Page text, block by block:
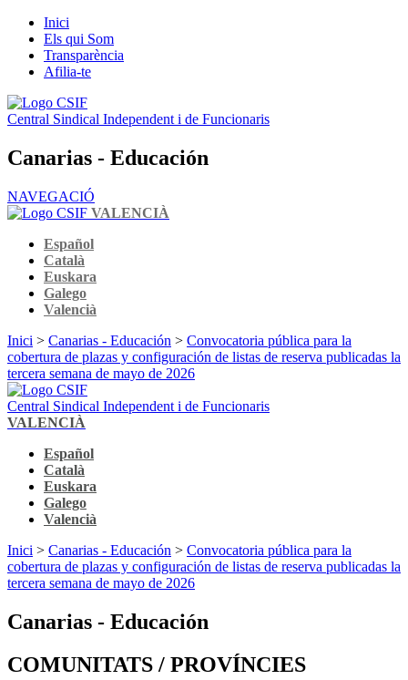
Inici
Els qui Som
Transparència
Afilia-te
Central Sindical Independent i de Funcionaris
Canarias - Educación
NAVEGACIÓ
VALENCIÀ
Español
Català
Euskara
Galego
Valencià
Inici > Canarias - Educación > Convocatoria pública para la
cobertura de plazas y configuración de listas de reserva publicadas la
tercera semana de mayo de 2026
Central Sindical Independent i de Funcionaris
VALENCIÀ
Español
Català
Euskara
Galego
Valencià
Inici > Canarias - Educación > Convocatoria pública para la
cobertura de plazas y configuración de listas de reserva publicadas la
tercera semana de mayo de 2026
Canarias - Educación
COMUNITATS / PROVÍNCIES